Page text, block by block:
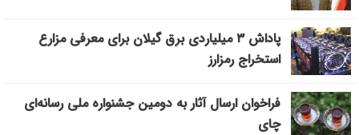
پاداش ۳ میلیاردی برق گیلان برای معرفی مزارع
استخراج رمزارز
فراخوان ارسال آثار به دومین جشنواره ملی رسانه‌ای
چای